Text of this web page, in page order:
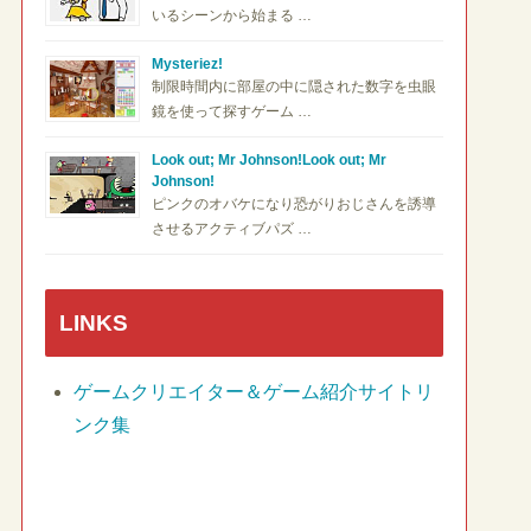
いるシーンから始まる …
Mysteriez!
制限時間内に部屋の中に隠された数字を虫眼
鏡を使って探すゲーム …
Look out; Mr Johnson!Look out; Mr
Johnson!
ピンクのオバケになり恐がりおじさんを誘導
させるアクティブパズ …
LINKS
ゲームクリエイター＆ゲーム紹介サイトリ
ンク集